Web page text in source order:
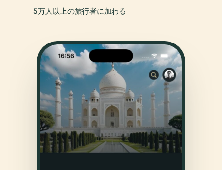
5万人以上の旅行者に加わる